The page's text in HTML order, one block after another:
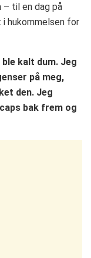
– til en dag på
hukommelsen for
kalt dum. Jeg
på meg,
den. Jeg
bak frem og